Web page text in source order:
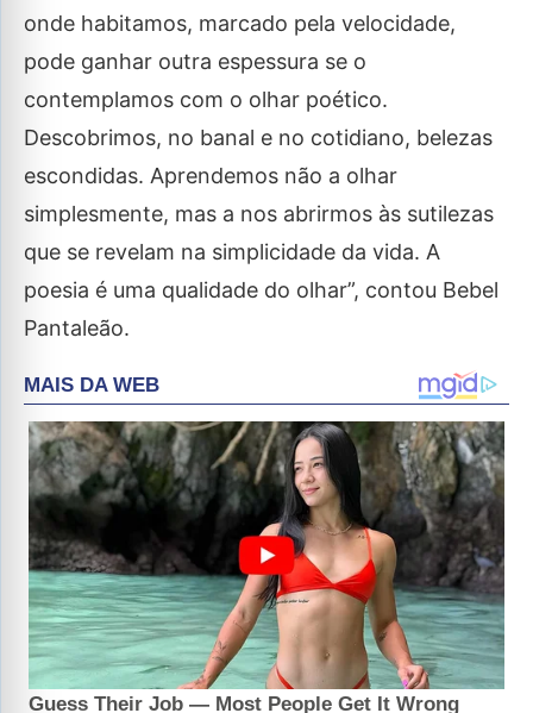
onde habitamos, marcado pela velocidade,
pode ganhar outra espessura se o
contemplamos com o olhar poético.
Descobrimos, no banal e no cotidiano, belezas
escondidas. Aprendemos não a olhar
simplesmente, mas a nos abrirmos às sutilezas
que se revelam na simplicidade da vida. A
poesia é uma qualidade do olhar”, contou Bebel
Pantaleão.